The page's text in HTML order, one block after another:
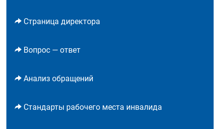
Страница директора
Вопрос — ответ
Анализ обращений
Стандарты рабочего места инвалида